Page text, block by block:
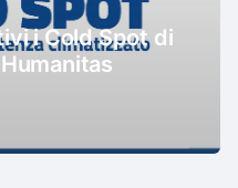
i Cold Spot di